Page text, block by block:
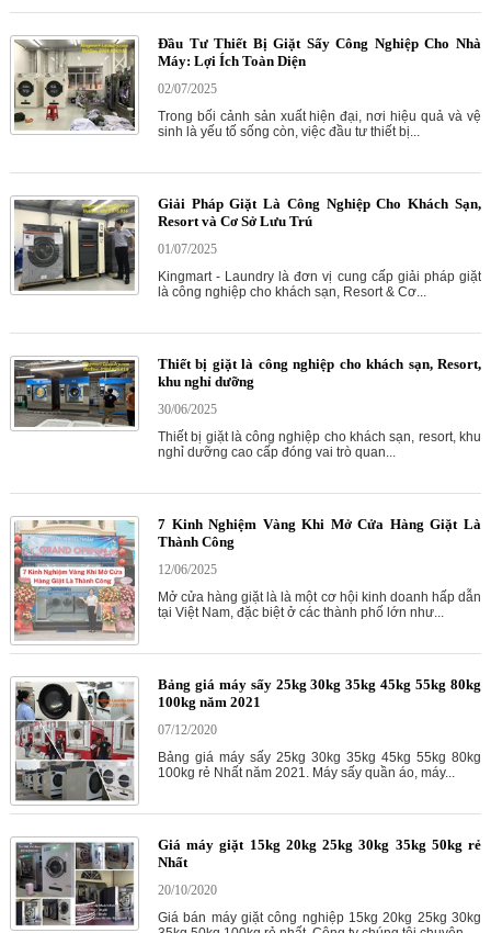
Đầu Tư Thiết Bị Giặt Sấy Công Nghiệp Cho Nhà
Máy: Lợi Ích Toàn Diện
02/07/2025
Trong bối cảnh sản xuất hiện đại, nơi hiệu quả và vệ
sinh là yếu tố sống còn, việc đầu tư thiết bị...
Giải Pháp Giặt Là Công Nghiệp Cho Khách Sạn,
Resort và Cơ Sở Lưu Trú
01/07/2025
Kingmart - Laundry là đơn vị cung cấp giải pháp giặt
là công nghiệp cho khách sạn, Resort & Cơ...
Thiết bị giặt là công nghiệp cho khách sạn, Resort,
khu nghỉ dưỡng
30/06/2025
Thiết bị giặt là công nghiệp cho khách sạn, resort, khu
nghỉ dưỡng cao cấp đóng vai trò quan...
7 Kinh Nghiệm Vàng Khi Mở Cửa Hàng Giặt Là
Thành Công
12/06/2025
Mở cửa hàng giặt là là một cơ hội kinh doanh hấp dẫn
tại Việt Nam, đặc biệt ở các thành phố lớn như...
Bảng giá máy sấy 25kg 30kg 35kg 45kg 55kg 80kg
100kg năm 2021
07/12/2020
Bảng giá máy sấy 25kg 30kg 35kg 45kg 55kg 80kg
100kg rẻ Nhất năm 2021. Máy sấy quần áo, máy...
Giá máy giặt 15kg 20kg 25kg 30kg 35kg 50kg rẻ
Nhất
20/10/2020
Giá bán máy giặt công nghiệp 15kg 20kg 25kg 30kg